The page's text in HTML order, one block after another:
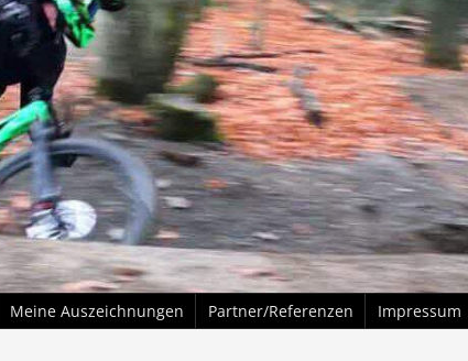
Meine Auszeichnungen Partner/Referenzen Impressum